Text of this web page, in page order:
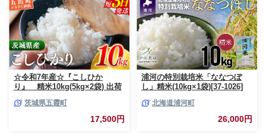
☆令和7年産☆『こしひか
り』 精米10kg(5kg×2袋) 出荷
米 お米 10kg コメ こめ 人気 銘
柄 家計応援 中山産業 家庭用 茨
城県産 茨城県 五霞町【価格変
茨城県五霞町
17,500円
浦河の特別栽培米「ななつぼ
し」精米(10kg×1袋)[37-1026]
北海道浦河町
26,000円